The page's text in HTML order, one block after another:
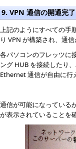
9. VPN 通信の開通完了
上記のようにすべての
り VPN が構築され、通
各パソコンのフレッツに
ング HUB を接続したり
Ethernet 通信が自由に行
通信が可能になっている
が表示されていることを